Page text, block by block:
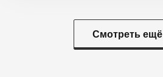
Смотреть ещё